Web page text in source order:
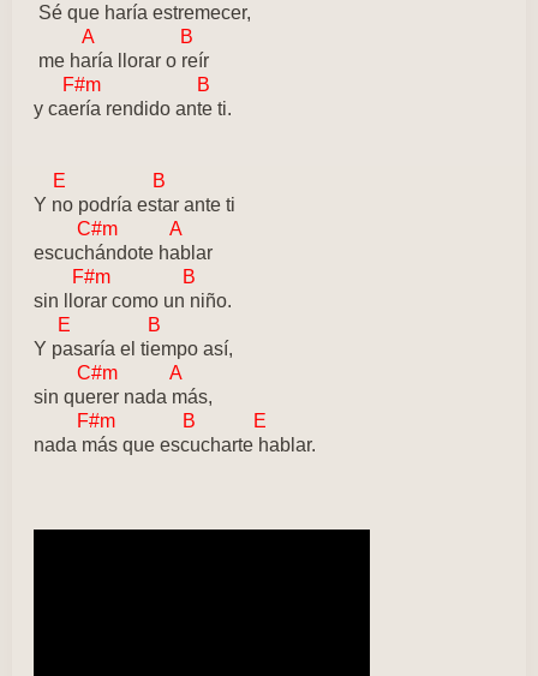
Sé que haría estremecer,
A B
me haría llorar o reír
F#m B
y caería rendido ante ti.
E B
Y no podría estar ante ti
C#m A
escuchándote hablar
F#m B
sin llorar como un niño.
E B
Y pasaría el tiempo así,
C#m A
sin querer nada más,
F#m B E
nada más que escucharte hablar.